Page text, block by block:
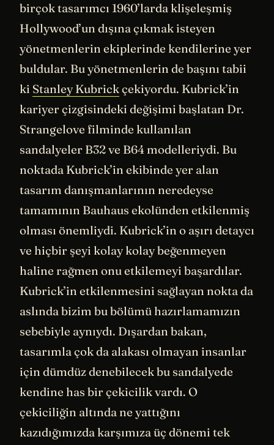
birçok tasarımcı 1960’larda klişeleşmiş
Hollywood’un dışına çıkmak isteyen
yönetmenlerin ekiplerinde kendilerine yer
buldular. Bu yönetmenlerin de başını tabii
ki Stanley Kubrickçekiyordu. Kubrick’in
kariyer çizgisindeki değişimi başlatan Dr.
Strangelove filminde kullanılan
sandalyeler B32 ve B64 modelleriydi. Bu
noktada Kubrick’in ekibinde yer alan
tasarım danışmanlarının neredeyse
tamamının Bauhaus ekolünden etkilenmiş
olması önemliydi. Kubrick’in o aşırı detaycı
ve hiçbir şeyi kolay kolay beğenmeyen
haline rağmen onu etkilemeyi başardılar.
Kubrick’in etkilenmesini sağlayan nokta da
aslında bizim bu bölümü hazırlamamızın
sebebiyle aynıydı. Dışardan bakan,
tasarımla çok da alakası olmayan insanlar
için dümdüz denebilecek bu sandalyede
kendine has bir çekicilik vardı. O
çekiciliğin altında ne yattığını
kazıdığımızda karşımıza üç dönemi tek